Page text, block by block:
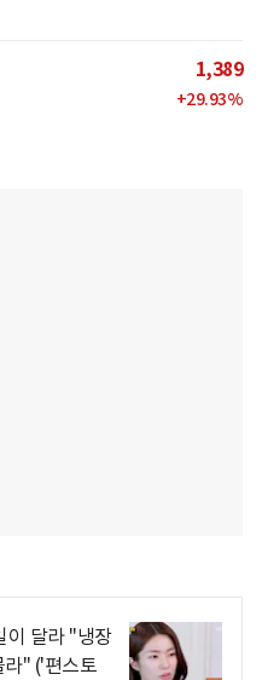
1,389
+29.93%
이 달라 "냉장
라" ('편스토